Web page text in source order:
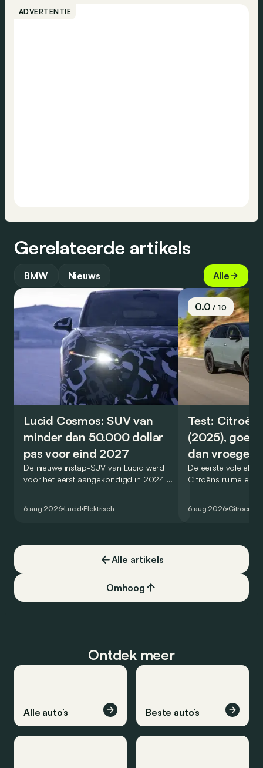
ADVERTENTIE
Gerelateerde artikels
BMW Nieuws Alle
Lucid Cosmos: SUV van
minder dan 50.000 dollar
pas voor eind 2027
De nieuwe instap-SUV van Lucid werd
voor het eerst aangekondigd in 2024 en
constructeur vervoegen.
6 aug 2026 Lucid Elektrisch
0.0/ 10
Test: Citroën
(2025), goed
dan vroeger
De eerste
Citroëns ruime en
dat ook gelukt?
6 aug 2026 Citroën
Alle artikels
Omhoog
Ontdek meer
Alle auto’s Beste auto’s